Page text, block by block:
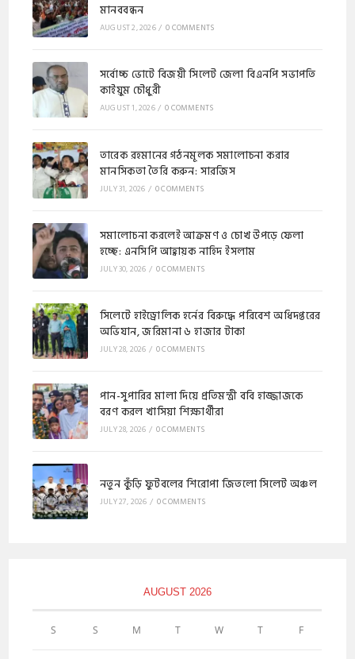
মানববন্ধন
AUGUST 2, 2026/ 0 COMMENTS
সর্বোচ্চ ভোটে বিজয়ী সিলেট জেলা বিএনপি সভাপতি
কাইয়ুম চৌধুরী
AUGUST 1, 2026/ 0 COMMENTS
​​তারেক রহমানের গঠনমূলক সমালোচনা করার
মানসিকতা তৈরি করুন: সারজিস
JULY 31, 2026 / 0 COMMENTS
সমালোচনা করলেই আক্রমণ ও চোখ উপড়ে ফেলা
হচ্ছে: এনসিপি আহ্বায়ক নাহিদ ইসলাম
JULY 30, 2026 / 0 COMMENTS
​সিলেটে হাইড্রোলিক হর্নের বিরুদ্ধে পরিবেশ অধিদপ্তরের
অভিযান, জরিমানা ৬ হাজার টাকা
JULY 28, 2026 / 0 COMMENTS
পান-সুপারির মালা দিয়ে প্রতিমন্ত্রী ববি হাজ্জাজকে
বরণ করল খাসিয়া শিক্ষার্থীরা
JULY 28, 2026 / 0 COMMENTS
নতুন কুঁড়ি ফুটবলের শিরোপা জিতলো সিলেট অঞ্চল
JULY 27, 2026 / 0 COMMENTS
AUGUST 2026
S S M T W T F